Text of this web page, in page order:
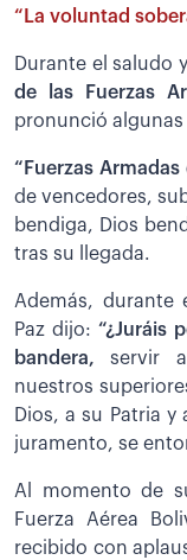
“La voluntad
Durante el saludo y
de las Fuerzas
pronunció algunas
“Fuerzas
de vencedores,
bendiga, Dios
tras su llegada.
Además, durante
Paz dijo:“¿Juráis
bandera, servir
nuestros
Dios, a su Patria y
juramento, se
Al momento de
Fuerza Aérea
recibido con